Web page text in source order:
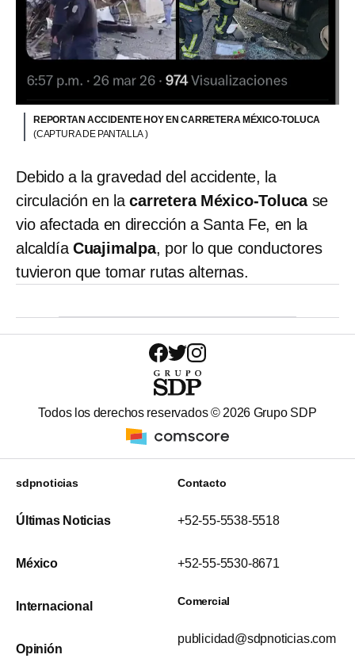
REPORTAN ACCIDENTE HOY EN CARRETERA MÉXICO-TOLUCA
(CAPTURA DE PANTALLA )
Debido a la gravedad del accidente, la
circulación en lacarretera México-Tolucase
vio afectada en dirección a Santa Fe, en la
alcaldía Cuajimalpa, por lo que conductores
tuvieron que tomar rutas alternas.
Todos los derechos reservados © 2026 Grupo SDP
sdpnoticias
Últimas Noticias
México
Internacional
Opinión
Contacto
+52-55-5538-5518
+52-55-5530-8671
Comercial
publicidad@sdpnoticias.com